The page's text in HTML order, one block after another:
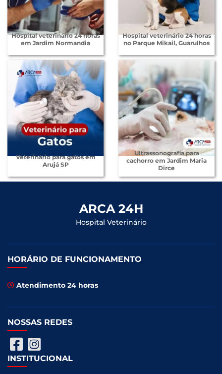
Hospital veterinário 24 horas
em Jardim Normandia
Hospital veterinário 24 horas
no Parque Mikail, Guarulhos
Veterinário para gatos em
Arujá SP
Ultrassonografia para
cachorro em Jardim Maria
Dirce
ARCA 24H
Hospital Veterinário
HORÁRIO DE FUNCIONAMENTO
Atendimento 24 horas
NOSSAS REDES
INSTITUCIONAL